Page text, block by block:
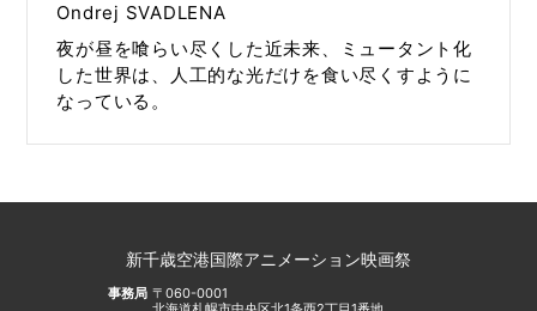
Ondrej SVADLENA
夜が昼を喰らい尽くした近未来、ミュータント化
した世界は、人工的な光だけを食い尽くすように
なっている。
新千歳空港国際アニメーション映画祭
事務局 〒060-0001